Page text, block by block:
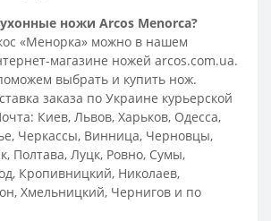
ножи Arcos Menorca?
«Менорка» можно в нашем
магазине ножей arcos.com.ua.
выбрать и купить нож.
заказа по Украине курьерской
Киев, Львов, Харьков, Одесса,
Черкассы, Винница, Черновцы,
Полтава, Луцк, Ровно, Сумы,
Кропивницкий, Николаев,
Хмельницкий, Чернигов и по